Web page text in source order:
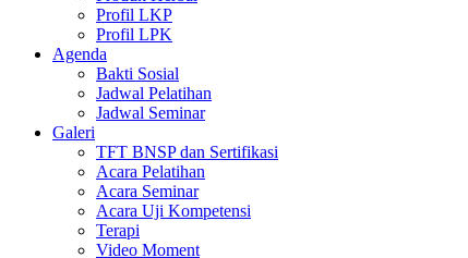
Profil LKP
Profil LPK
Agenda
Bakti Sosial
Jadwal Pelatihan
Jadwal Seminar
Galeri
TFT BNSP dan Sertifikasi
Acara Pelatihan
Acara Seminar
Acara Uji Kompetensi
Terapi
Video Moment